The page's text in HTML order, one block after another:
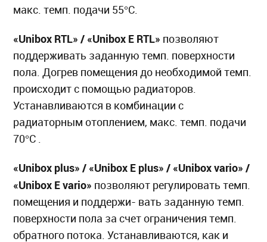
макс. темп. подачи 55°C.
«Unibox RTL» / «Unibox E RTL» позволяют
поддерживать заданную темп. поверхности
пола. Догрев помещения до необходимой темп.
происходит с помощью радиаторов.
Устанавливаются в комбинации с
радиаторным отоплением, макс. темп. подачи
70°C .
«Unibox plus» / «Unibox E plus» / «Unibox vario» /
«Unibox E vario» позволяют регулировать темп.
помещения и поддержи- вать заданную темп.
поверхности пола за счет ограничения темп.
обратного потока. Устанавливаются, как и